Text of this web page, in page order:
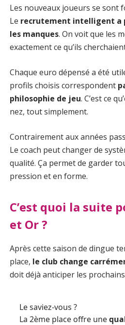
Les nouveaux joueurs se sont
Le recrutement intelligent a
les manques. On voit que les
exactement ce qu’ils
Chaque euro dépensé a été
profils choisis correspondent
philosophie de jeu. C’est ce
nez, tout simplement.
Contrairement aux années
Le coach peut changer de
qualité. Ça permet de garder
pression et en forme.
C’est quoi la suite
et Or ?
Après cette saison de dingue
place, le club change
doit déjà anticiper les prochains
Le saviez-vous ?
La 2ème place offre une